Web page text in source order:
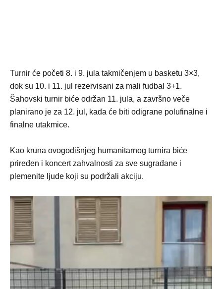
Turnir će početi 8. i 9. jula takmičenjem u basketu 3×3,
dok su 10. i 11. jul rezervisani za mali fudbal 3+1.
Šahovski turnir biće održan 11. jula, a završno veče
planirano je za 12. jul, kada će biti odigrane polufinalne i
finalne utakmice.
Kao kruna ovogodišnjeg humanitarnog turnira biće
priređen i koncert zahvalnosti za sve sugrađane i
plemenite ljude koji su podržali akciju.
Video
Player